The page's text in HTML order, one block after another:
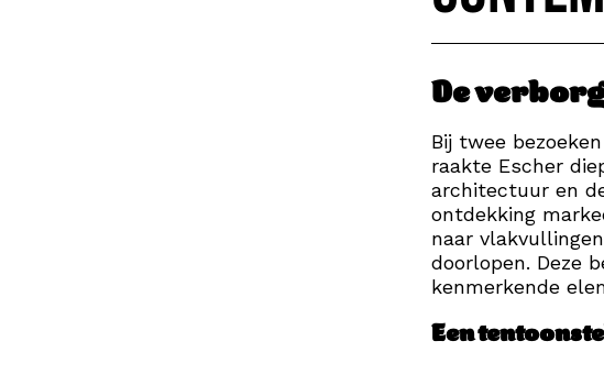
De
Bij twee
raakte Escher
architectuur en
ontdekking
naar
doorlopen. Deze
kenmerkende
Een